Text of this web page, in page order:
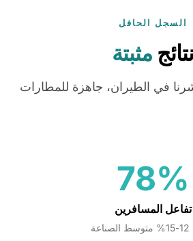
السجل الحافل
نتائج مثبتة
في الطيران، جاهزة للمطارات
78%
تفاعل المسافرين